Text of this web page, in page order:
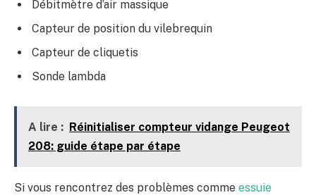
Débitmètre d’air massique
Capteur de position du vilebrequin
Capteur de cliquetis
Sonde lambda
A lire : Réinitialiser compteur vidange Peugeot
208: guide étape par étape
Si vous rencontrez des problèmes comme essuie